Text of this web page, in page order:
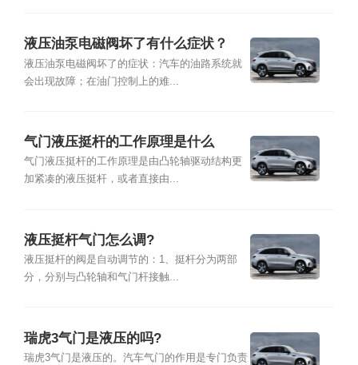
液压油泵电磁阀坏了有什么症状？
液压油泵电磁阀坏了的症状：汽车的油路系统就
会出现故障；在油门控制上的难...
气门液压挺杆的工作原理是什么
气门液压挺杆的工作原理是由凸轮轴驱动结构更
加紧凑的液压挺杆，或者直接由...
液压挺杆气门怎么调?
液压挺杆的阀是自动调节的：1、挺杆分为两部
分，分别与凸轮轴和气门杆接触...
瑞虎3气门是液压的吗?
瑞虎3气门是液压的。汽车气门的作用是专门负责